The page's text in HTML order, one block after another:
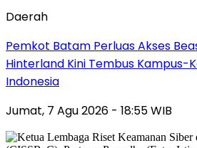
Daerah
Pemkot Batam Perluas Akses
Hinterland Kini Tembus Kampus-
Indonesia
Jumat, 7 Agu 2026 - 18:55 WIB